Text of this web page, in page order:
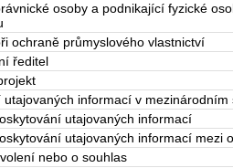
osoby a podnikající fyzické
ochraně průmyslového vlastnictví
ředitel
utajovaných informací v mezinárodním
utajovaných informací
utajovaných informací mezi
nebo o souhlas